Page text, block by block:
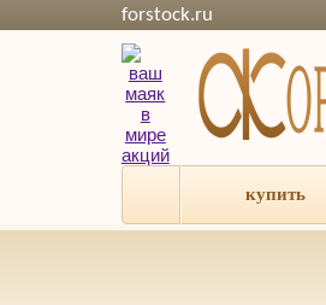
forstock.ru
купить